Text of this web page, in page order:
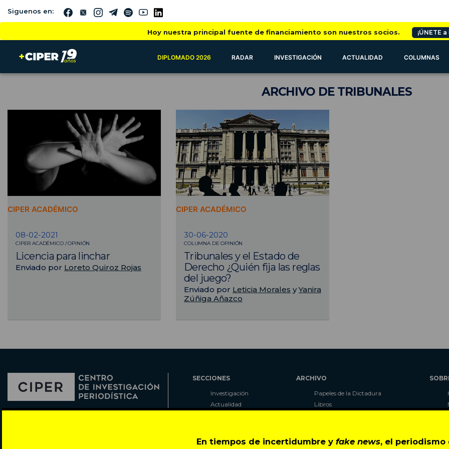
En tiempos de incertidumbre yfake news, el periodismo
Siguenos en:
Hoy nuestra principal fuente de financiamiento son nuestros socios. ¡ÚNETE
DIPLOMADO 2026 RADAR INVESTIGACIÓN ACTUALIDAD COLUMNAS
ARCHIVODE TRIBUNALES
CIPER ACADÉMICO
08-02-2021
CIPER ACADÉMICO / OPINIÓN
Licencia para linchar
Enviado por Loreto Quiroz Rojas
CIPER ACADÉMICO
30-06-2020
COLUMNA DE OPINIÓN
Tribunales y el Estado de
Derecho ¿Quién fija las reglas
del juego?
Enviado por Leticia Morales yYanira
Zúñiga Añazco
SECCIONES
Investigación
Actualidad
Especiales
ARCHIVO
Papeles de la Dictadura
Libros
CIPER Académico